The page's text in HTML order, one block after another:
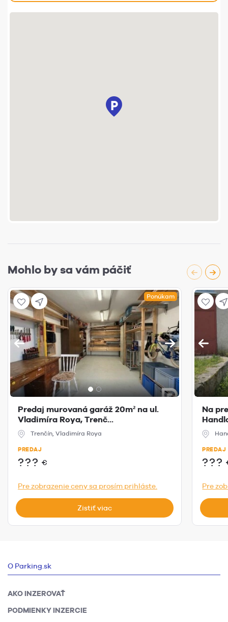
Mohlo by sa vám páčiť
Ponúkam
Predaj murovaná garáž 20m² na ul.
Vladimíra Roya, Trenč...
Trenčín, Vladimíra Roya
PREDAJ
??? €
Pre zobrazenie ceny sa prosím prihláste.
Zistiť viac
Na
PREDAJ
???
Pre
O Parking.sk
AKO INZEROVAŤ
PODMIENKY INZERCIE